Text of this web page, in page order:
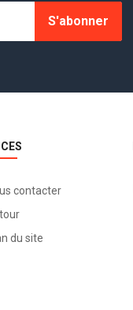
S'abonner
contacter
du site